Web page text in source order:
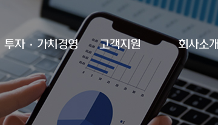
투자·가치경영 고객지원 회사소개